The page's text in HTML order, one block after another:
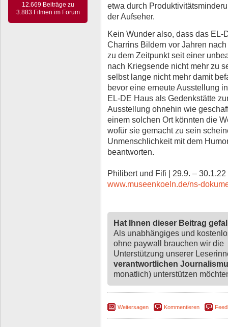
12.669 Beiträge zu
3.883 Filmen im Forum
etwa durch
der Aufseher.
Kein Wunder also, dass das
Charrins Bildern vor Jahren
zu dem Zeitpunkt seit einer
nach Kriegsende nicht mehr zu
selbst lange nicht mehr damit
bevor eine erneute Ausstellung
EL-DE Haus als Gedenkstätte
Ausstellung ohnehin wie
einem solchen Ort könnten die
wofür sie gemacht zu sein
Unmenschlichkeit mit dem
beantworten.
Philibert und Fifi | 29.9. –
www.museenkoeln.de/ns-
Hat Ihnen dieser Beitrag
Als unabhängiges und
ohne paywall brauchen wir die
Unterstützung unserer
verantwortlichen
monatlich) unterstützen
Weitersagen Kommentieren